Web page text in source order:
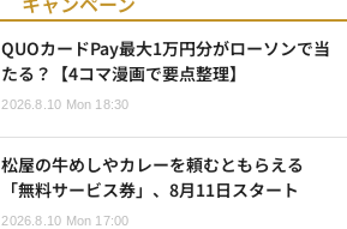
QUOカードPay最大1万円分がローソンで当
たる？【4コマ漫画で要点整理】
2026.8.10 Mon 18:30
松屋の牛めしやカレーを頼むともらえる
「無料サービス券」、8月11日スタート
2026.8.10 Mon 17:00